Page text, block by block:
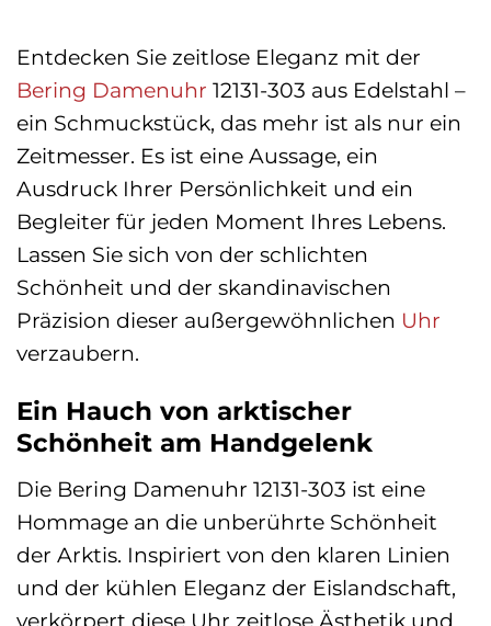
Entdecken Sie zeitlose Eleganz mit der
Bering Damenuhr 12131-303 aus Edelstahl –
ein Schmuckstück, das mehr ist als nur ein
Zeitmesser. Es ist eine Aussage, ein
Ausdruck Ihrer Persönlichkeit und ein
Begleiter für jeden Moment Ihres Lebens.
Lassen Sie sich von der schlichten
Schönheit und der skandinavischen
Präzision dieser außergewöhnlichen Uhr
verzaubern.
Ein Hauch von arktischer
Schönheit am Handgelenk
Die Bering Damenuhr 12131-303 ist eine
Hommage an die unberührte Schönheit
der Arktis. Inspiriert von den klaren Linien
und der kühlen Eleganz der Eislandschaft,
verkörpert diese Uhr zeitlose Ästhetik und